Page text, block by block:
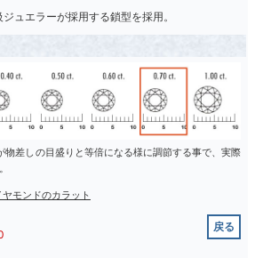
ュエラーが採用する鎖型を採用。
差しの目盛りと等倍になる様に調節する事で、実際
ヤモンドのカラット
戻る